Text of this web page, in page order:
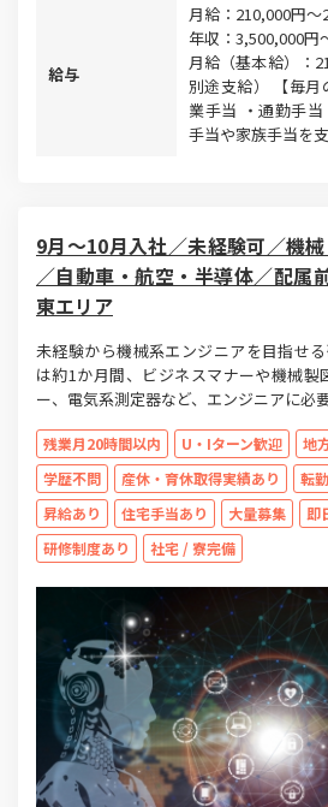
給与
月給：210,000円～
年収：3,500,000円
月給（基本給）：
別途支給） 【毎
業手当 ・通勤手
手当や家族手当を
9月～10月入社／未経験可／機
／自動車・航空・半導体／配属
東エリア
未経験から機械系エンジニアを目指せ
は約1か月間、ビジネスマナーや機械製
ー、電気系測定器など、エンジニアに必
残業月20時間以内 U・Iターン歓迎 地
学歴不問
産休・育休取得実績あり 転
昇給あり
住宅手当あり 大量募集
即
研修制度あり
社宅 / 寮完備